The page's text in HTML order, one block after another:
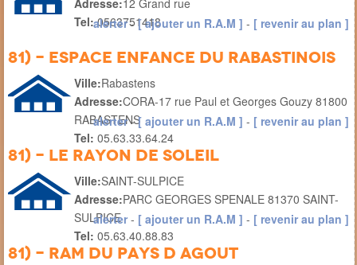
Adresse:12 Grand rue
Tel:0563751418
alerter-[ ajouter un R.A.M ] - [ revenir au plan ]
81) - Espace Enfance du Rabastinois
Ville:Rabastens
Adresse:CORA-17 rue Paul et Georges Gouzy 81800
RABASTENS
Tel: 05.63.33.64.24
alerter-[ ajouter un R.A.M ] - [ revenir au plan ]
81) - LE RAYON DE SOLEIL
Ville:SAINT-SULPICE
Adresse:PARC GEORGES SPENALE 81370 SAINT-
SULPICE
Tel: 05.63.40.88.83
alerter - [ ajouter un R.A.M ] - [ revenir au plan ]
81) - RAM du Pays d Agout